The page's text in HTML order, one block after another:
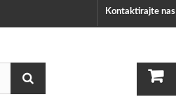
Kontaktirajte nas